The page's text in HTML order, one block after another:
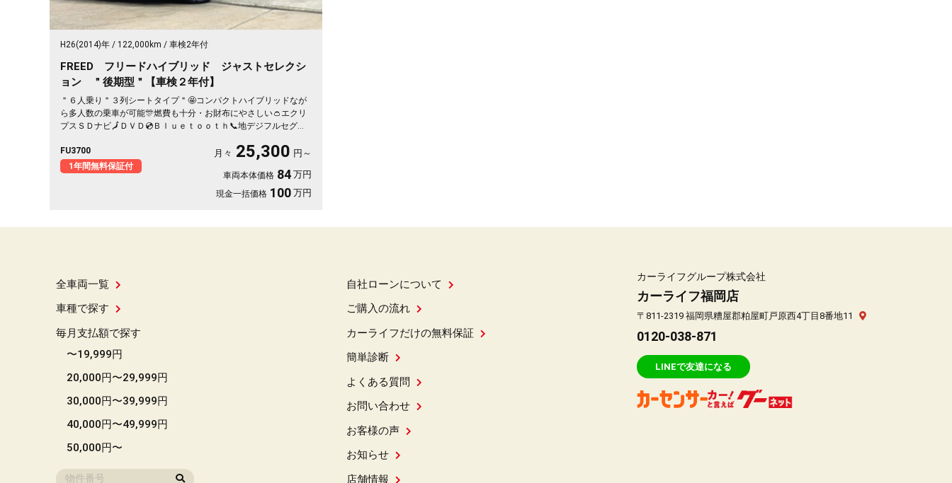
H26(2014)年 122,000km 車検2年付
FREED フリードハイブリッド ジャストセレクシ
ョン ＂後期型＂【車検２年付】
＂６人乗り＂３列シートタイプ＂🤩コンパクトハイブリッドなが
ら多人数の乗車が可能🎊燃費も十分・お財布にやさしい👛エクリ
プスＳＤナビ🗾ＤＶＤ💿Ｂｌｕｅｔｏｏｔｈ📞地デジフルセグＴ
降り楽々✨スマートキータイプで鍵の開け閉めもワンタッチ👆ク
ルーズコントロール機能付・高速道路も運転楽々👏ＨＩＤヘッド
ライト＆ＬＥＤフォグランプ付で夜間視野確保🔦
FU3700
1年間無料保証付
月々 25,300 円～
車両本体価格 84 万円
現金一括価格 100 万円
全車両一覧
車種で探す
毎月支払額で探す
〜19,999円
20,000円〜29,999円
30,000円〜39,999円
40,000円〜49,999円
50,000円〜
自社ローンについて
ご購入の流れ
カーライフだけの無料保証
簡単診断
よくある質問
お問い合わせ
お客様の声
お知らせ
店舗情報
カーライフグループ株式会社
カーライフ福岡店
〒811-2319 福岡県糟屋郡粕屋町戸原西4丁目8番地11
0120-038-871
LINEで友達になる